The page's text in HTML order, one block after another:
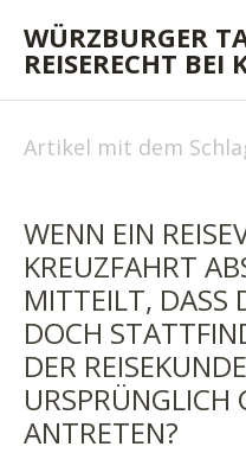
WÜRZBURGER
REISERECHT BEI
Artikel mit dem
WENN EIN
KREUZFAHRT
MITTEILT, DASS
DOCH
DER
URSPRÜNGLICH
ANTRETEN?